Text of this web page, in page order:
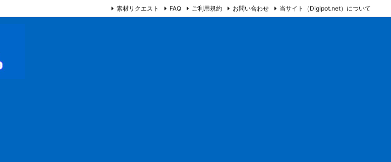
素材リクエスト FAQ ご利用規約 お問い合わせ 当サイト（Digipot.net）について